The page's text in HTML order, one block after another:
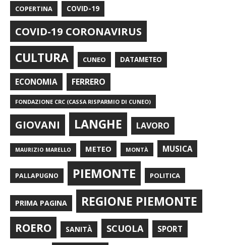
COPERTINA COVID-19
COVID-19 CORONAVIRUS
CULTURA CUNEO DATAMETEO
ECONOMIA FERRERO
FONDAZIONE CRC (CASSA RISPARMIO DI CUNEO)
GIOVANI LANGHE LAVORO
MAURIZIO MARELLO METEO MONTÀ MUSICA
PALLAPUGNO PIEMONTE POLITICA
PRIMA PAGINA REGIONE PIEMONTE
ROERO SANITÀ SCUOLA SPORT